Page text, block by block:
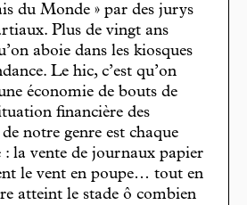
du Monde » par des jurys
Plus de vingt ans
aboie dans les kiosques
Le hic, c’est qu’on
économie de bouts de
financière des
notre genre est chaque
la vente de journaux papier
le vent en poupe… tout en
atteint le stade ô combien